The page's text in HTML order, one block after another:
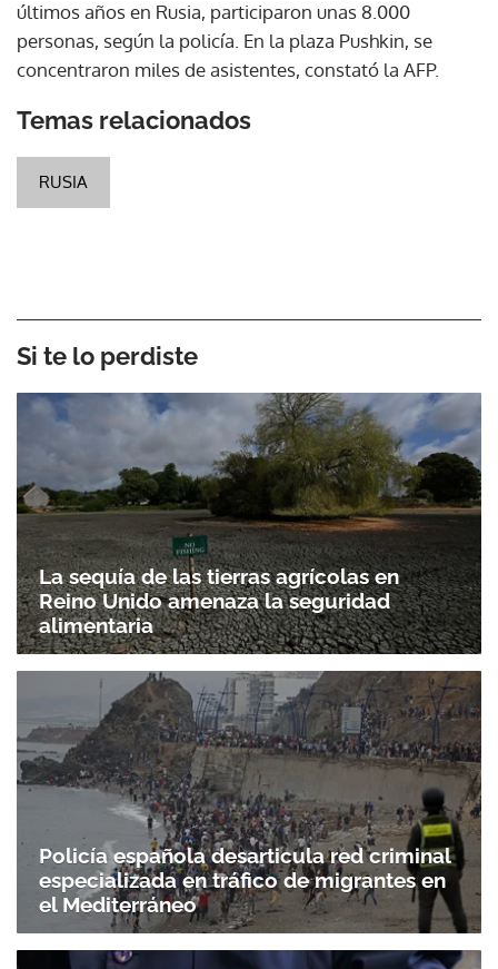
últimos años en Rusia, participaron unas 8.000
personas, según la policía. En la plaza Pushkin, se
concentraron miles de asistentes, constató la AFP.
Temas relacionados
RUSIA
Si te lo perdiste
La sequía de las tierras agrícolas en
Reino Unido amenaza la seguridad
alimentaria
Policía española desarticula red criminal
especializada en tráfico de migrantes en
el Mediterráneo